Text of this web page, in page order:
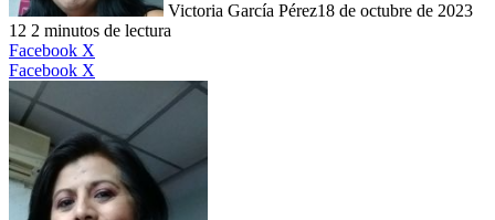
Victoria García Pérez18 de octubre de 2023
12 2 minutos de lectura
Facebook X
Facebook X
electrónico